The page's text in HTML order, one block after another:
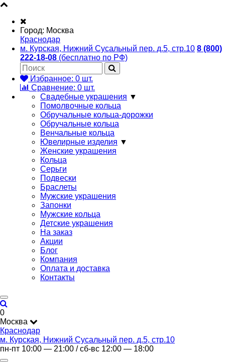
Город: Москва
Краснодар
м. Курская, Нижний Сусальный пер. д.5, стр.10 8 (800)
222-18-08 (бесплатно по РФ)
Избранное: 0 шт.
Сравнение: 0 шт.
Свадебные украшения ▼
Помолвочные кольца
Обручальные кольца-дорожки
Обручальные кольца
Венчальные кольца
Ювелирные изделия ▼
Женские украшения
Кольца
Серьги
Подвески
Браслеты
Мужские украшения
Запонки
Мужские кольца
Детские украшения
На заказ
Акции
Блог
Компания
Оплата и доставка
Контакты
0
Москва
Краснодар
м. Курская, Нижний Сусальный пер. д.5, стр.10
пн-пт 10:00 — 21:00 / сб-вс 12:00 — 18:00